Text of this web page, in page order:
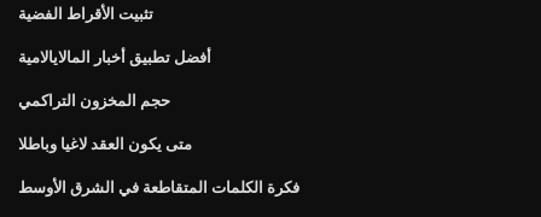
تثبيت الأقراط الفضية
أفضل تطبيق أخبار المالايالامية
حجم المخزون التراكمي
متى يكون العقد لاغيا وباطلا
فكرة الكلمات المتقاطعة في الشرق الأوسط